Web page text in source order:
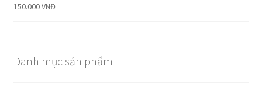
150.000VNĐ
Danh mục sản phẩm